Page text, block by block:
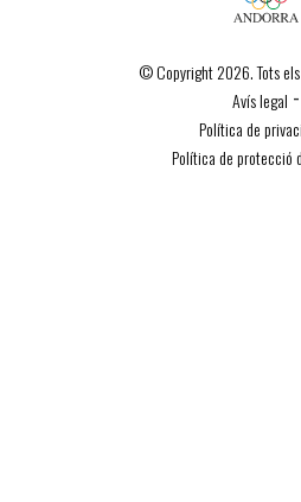
© Copyright 2026. Tots
Avís legal -
Política de
Política de protecció